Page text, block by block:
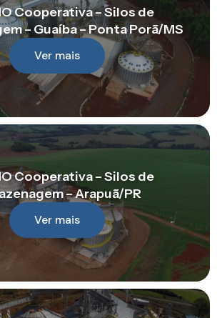
Cooperativa – Silos de
– Guaíba – Ponta Porã/MS
Ver mais
Cooperativa – Silos de
– Arapuã/PR
Ver mais